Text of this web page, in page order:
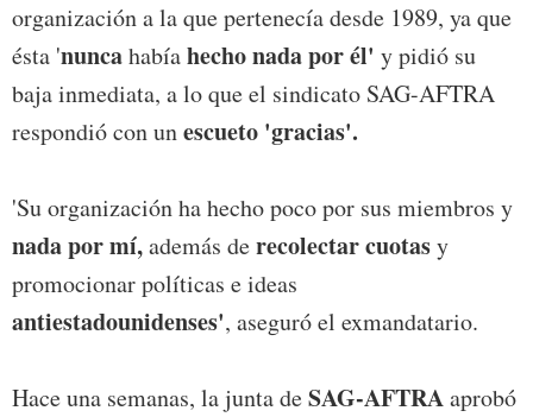
organización a la que pertenecía desde 1989, ya que
ésta 'nuncahabíahecho nada por él' y pidió su
baja inmediata, a lo que el sindicato SAG-AFTRA
respondió con unescueto 'gracias'.
'Su organización ha hecho poco por sus miembros y
nada por mí,además derecolectar cuotasy
promocionar políticas e ideas
antiestadounidenses', aseguró el exmandatario.
Hace una semanas, la junta deSAG-AFTRAaprobó